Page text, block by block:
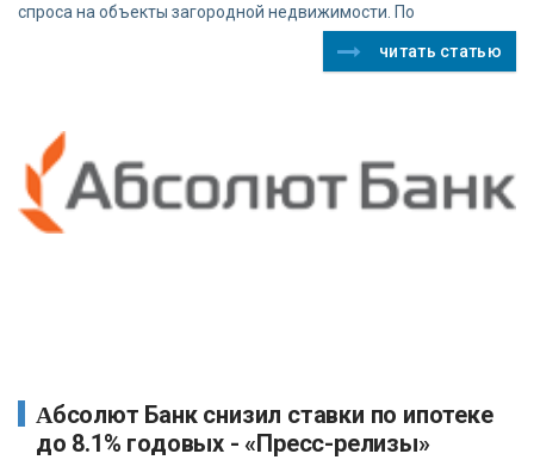
спроса на объекты загородной недвижимости. По
читать статью
Абсолют Банк снизил ставки по ипотеке
до 8.1% годовых - «Пресс-релизы»